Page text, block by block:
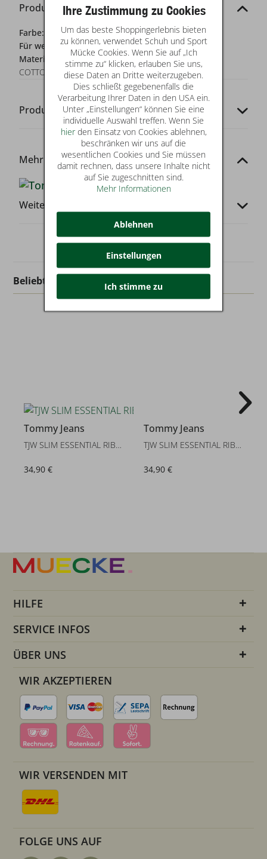
Produkt-Details
Farbe:
Für wen?:
Damen
Materialzusammensetzung: 100% REGENERATIVE
COTTON
Produkt-Codes
Mehr von dieser Marke
Weitere Infos
Beliebt in dieser Kategorie
Tommy Jeans
TJW SLIM ESSENTIAL RIB SS EXT
34,90 €
Tommy Jeans
TJW SLIM ESSENTIAL RIB SS EXT
34,90 €
HILFE
SERVICE INFOS
ÜBER UNS
WIR AKZEPTIEREN
WIR VERSENDEN MIT
FOLGE UNS AUF
Ihre Zustimmung zu Cookies
Um das beste Shoppingerlebnis bieten
zu können, verwendet Schuh und Sport
Mücke Cookies. Wenn Sie auf „Ich
stimme zu“ klicken, erlauben Sie uns,
diese Daten an Dritte weiterzugeben.
Dies schließt gegebenenfalls die
Verarbeitung Ihrer Daten in den USA ein.
Unter „Einstellungen“ können Sie eine
individuelle Auswahl treffen. Wenn Sie
hierden Einsatz von Cookies ablehnen,
beschränken wir uns auf die
wesentlichen Cookies und Sie müssen
damit rechnen, dass unsere Inhalte nicht
auf Sie zugeschnitten sind.
Mehr Informationen
Ablehnen
Einstellungen
Ich stimme zu